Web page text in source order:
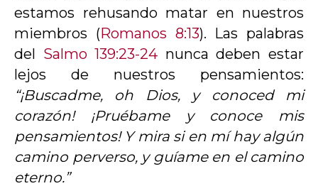
estamos rehusando matar en nuestros
miembros (Romanos 8:13). Las palabras
del Salmo 139:23-24 nunca deben estar
lejos de nuestros pensamientos:
“¡Buscadme, oh Dios, y conoced mi
corazón! ¡Pruébame y conoce mis
pensamientos! Y mira si en mí hay algún
camino perverso, y guíame en el camino
eterno.”